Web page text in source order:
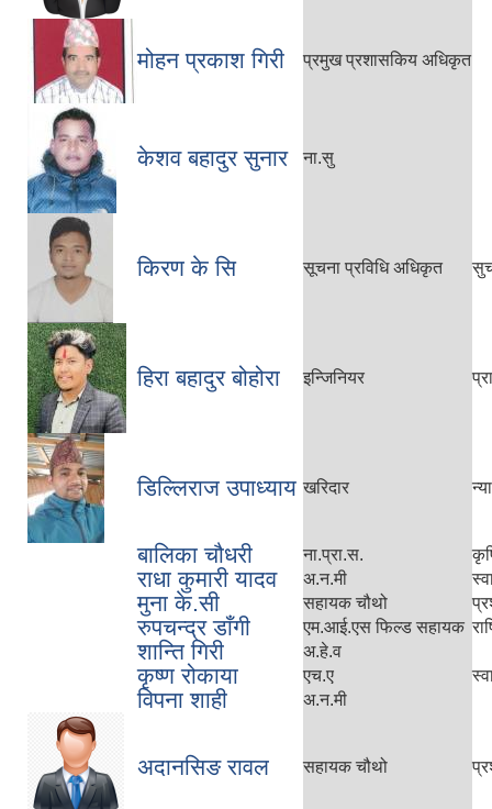
मोहन प्रकाश गिरी प्रमुख प्रशासकिय अधिकृत
केशव बहादुर सुनार ना.सु
किरण के सि सूचना प्रविधि अधिकृत
हिरा बहादुर बोहोरा इन्जिनियर
डिल्लिराज उपाध्याय खरिदार
बालिका चौधरी ना.प्रा.स.
राधा कुमारी यादव अ.न.मी
मुना के.सी सहायक चौथो
रुपचन्द्र डाँगी एम.आई.एस फिल्ड सहायक
शान्ति गिरी अ.हे.व
कृष्ण रोकाया एच.ए
विपना शाही अ.न.मी
अदानसिङ रावल सहायक चौथो